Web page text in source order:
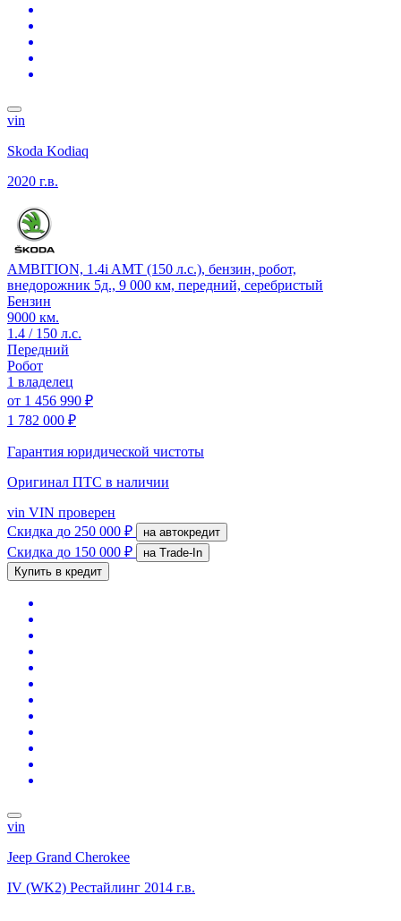
vin
Skoda Kodiaq
2020 г.в.
AMBITION, 1.4i AMT (150 л.с.), бензин, робот,
внедорожник 5д., 9 000 км, передний, серебристый
Бензин
9000 км.
1.4 / 150 л.с.
Передний
Робот
1 владелец
от 1 456 990 ₽
1 782 000 ₽
Гарантия юридической чистоты
Оригинал ПТС в наличии
vin VIN проверен
Скидка до 250 000 ₽ на автокредит
Скидка до 150 000 ₽
на Trade-In
Купить в кредит
vin
Jeep Grand Cherokee
IV (WK2) Рестайлинг 2014 г.в.